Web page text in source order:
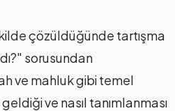
çözüldüğünde tartışma
sorusundan
ve mahluk gibi temel
ve nasıl tanımlanması